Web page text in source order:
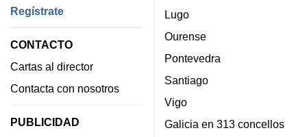
Regístrate
CONTACTO
Cartas al director
Contacta con nosotros
PUBLICIDAD
Lugo
Ourense
Pontevedra
Santiago
Vigo
Galicia en 313 concellos